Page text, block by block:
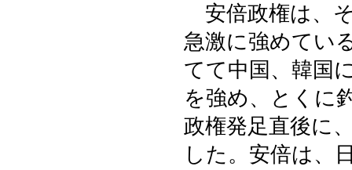
安倍政権は、
急激に強めてい
てて中国、韓国
を強め、とくに
政権発足直後に
した。安倍は、